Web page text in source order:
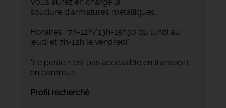
soudure d'armatures métalliques.
Horaires : 7h-12h/13h-15h30 du lundi au
jeudi et 7h-12h le vendredi*
*Le poste n'est pas accessible en transport
en commun
Profil recherché